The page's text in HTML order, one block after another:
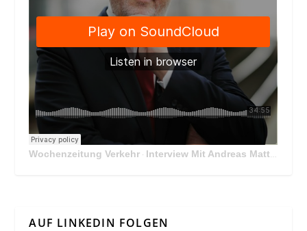
Wochenzeitung Verkehr · Interview Mit Andreas Matthä, CEO der ÖBB Holding
AUF LINKEDIN FOLGEN